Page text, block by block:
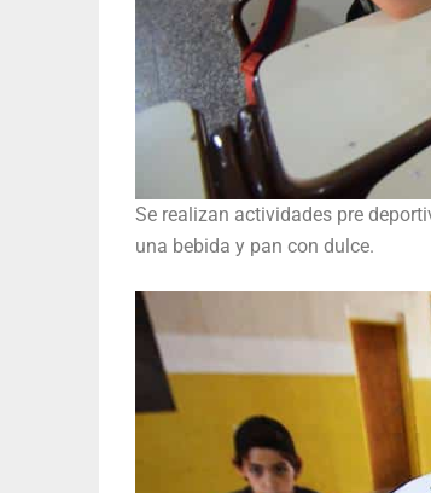
Se realizan actividades pre
una bebida y pan con dulce.